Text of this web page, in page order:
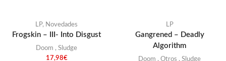
LP, Novedades
Frogskin – III- Into Disgust
Doom , Sludge
17,98€
LP
Gangrened – Deadly
Algorithm
Doom , Otros , Sludge